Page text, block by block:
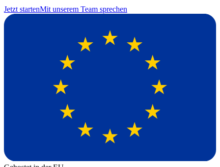
Jetzt startenMit unserem Team sprechen